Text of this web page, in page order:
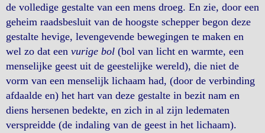
de volledige gestalte van een mens droeg. En zie, door een
geheim raadsbesluit van de hoogste schepper begon deze
gestalte hevige, levengevende bewegingen te maken en
wel zo dat een vurige bol (bol van licht en warmte, een
menselijke geest uit de geestelijke wereld), die niet de
vorm van een menselijk lichaam had, (door de verbinding
afdaalde en) het hart van deze gestalte in bezit nam en
diens hersenen bedekte, en zich in al zijn ledematen
verspreidde (de indaling van de geest in het lichaam).